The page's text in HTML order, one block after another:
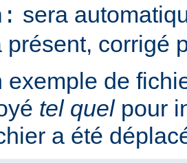
sera
présent, corrigé
exemple de
tel quelpour
a été